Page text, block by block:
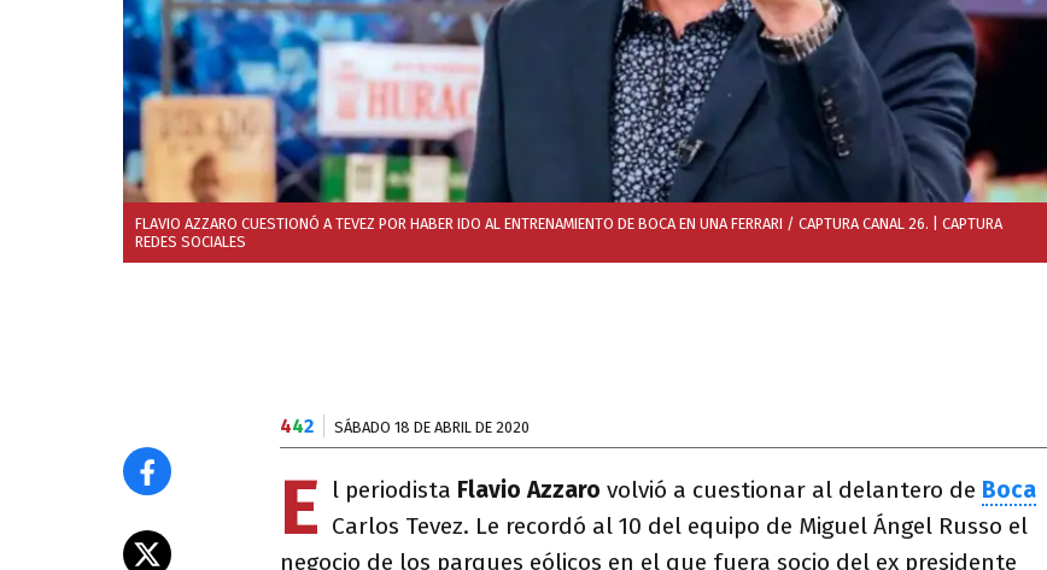
FLAVIO AZZARO CUESTIONÓ A TEVEZ POR HABER IDO AL ENTRENAMIENTO DE BOCA EN UNA FERRARI / CAPTURA CANAL 26. | CAPTURA
REDES SOCIALES
442 SÁBADO 18 DE ABRIL DE 2020
E l periodista Flavio Azzaro volvió a cuestionar al delantero de Boca
Carlos Tevez. Le recordó al 10 del equipo de Miguel Ángel Russo el
negocio de los parques eólicos en el que fuera socio del ex presidente